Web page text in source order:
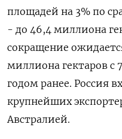
площадей на 3% по
- до 46,4 миллиона
сокращение
миллиона гектаров с
годом ранее. Россия
крупнейших
Австралией.